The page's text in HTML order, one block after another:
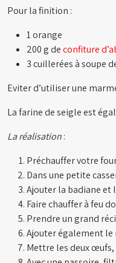
Pour la finition :
1 orange
200 g deconfiture
3 cuillerées à soupe
Eviter d’utiliser une
La farine de seigle est
La réalisation:
Préchauffer votre four
Dans une petite
Ajouter la badiane et
Faire chauffer à feu
Prendre un grand
Ajouter également le
Mettre les deux